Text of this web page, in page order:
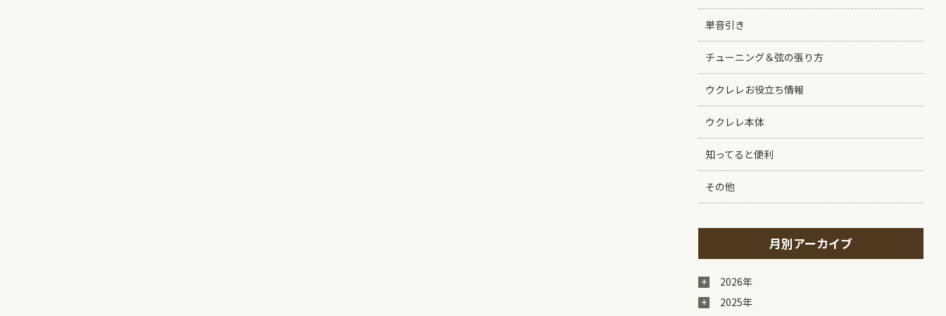
単音引き
チューニング＆弦の張り方
ウクレレお役立ち情報
ウクレレ本体
知ってると便利
その他
月別アーカイブ
2026年
2025年